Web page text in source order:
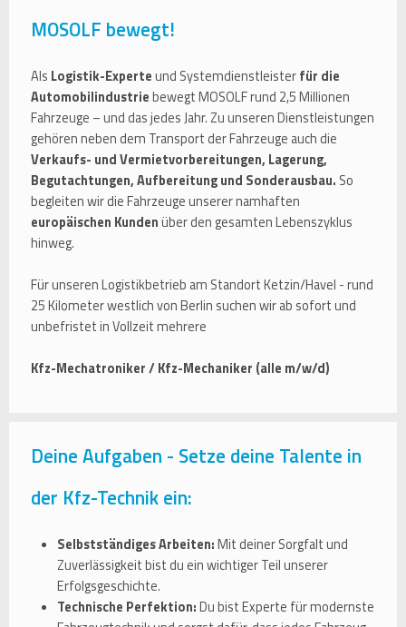
MOSOLF bewegt!
Als Logistik-Experteund Systemdienstleisterfür die
Automobilindustriebewegt MOSOLF rund 2,5 Millionen
Fahrzeuge – und das jedes Jahr. Zu unseren Dienstleistungen
gehören neben dem Transport der Fahrzeuge auch die
Verkaufs- und Vermietvorbereitungen, Lagerung,
Begutachtungen, Aufbereitung und Sonderausbau. So
begleiten wir die Fahrzeuge unserer namhaften
europäischen Kundenüber den gesamten Lebenszyklus
hinweg.
Für unseren Logistikbetrieb am Standort Ketzin/Havel - rund
25 Kilometer westlich von Berlin suchen wir ab sofort und
unbefristet in Vollzeit mehrere
Kfz-Mechatroniker / Kfz-Mechaniker (alle m/w/d)
Deine Aufgaben - Setze deine Talente in
der Kfz-Technik ein:
Selbstständiges Arbeiten:Mit deiner Sorgfalt und
Zuverlässigkeit bist du ein wichtiger Teil unserer
Erfolgsgeschichte.
Technische Perfektion:Du bist Experte für modernste